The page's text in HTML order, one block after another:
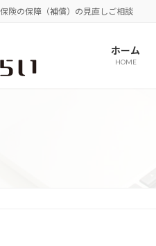
険の保障（補償）の見直しご相談
ホーム
HOME